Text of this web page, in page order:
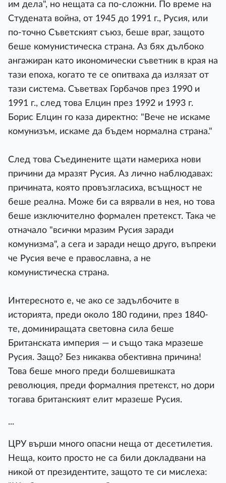
им дела", но нещата са по-сложни. По време на
Студената война, от 1945 до 1991 г., Русия, или
по-точно Съветският съюз, беше враг, защото
беше комунистическа страна. Аз бях дълбоко
ангажиран като икономически съветник в края на
тази епоха, когато те се опитваха да излязат от
тази система. Съветвах Горбачов през 1990 и
1991 г., след това Елцин през 1992 и 1993 г.
Борис Елцин го каза директно: "Вече не искаме
комунизъм, искаме да бъдем нормална страна."
След това Съединените щати намериха нови
причини да мразят Русия. Аз лично наблюдавах:
причината, която провъзгласиха, всъщност не
беше реална. Може би са вярвали в нея, но това
беше изключително формален претекст. Така че
отначало "всички мразим Русия заради
комунизма", а сега и заради нещо друго, въпреки
че Русия вече е православна, а не
комунистическа страна.
Интересното е, че ако се задълбочите в
историята, преди около 180 години, през 1840-
те, доминиращата световна сила беше
Британската империя — и също така мразеше
Русия. Защо? Без никаква обективна причина!
Това беше много преди болшевишката
революция, преди формалния претекст, но дори
тогава британският елит мразеше Русия.
...
ЦРУ върши много опасни неща от десетилетия.
Неща, които просто не са били докладвани на
никой от президентите, защото те си мислеха: